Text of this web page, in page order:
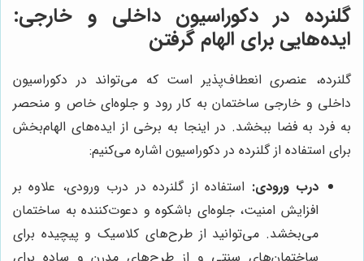
گلنرده در دکوراسیون داخلی و خارجی:
ایده‌هایی برای الهام گرفتن
گلنرده، عنصری انعطاف‌پذیر است که می‌تواند در دکوراسیون
داخلی و خارجی ساختمان به کار رود و جلوه‌ای خاص و منحصر
به فرد به فضا ببخشد. در اینجا به برخی از ایده‌های الهام‌بخش
برای استفاده از گلنرده در دکوراسیون اشاره می‌کنیم:
درب ورودی: استفاده از گلنرده در درب ورودی، علاوه بر
افزایش امنیت، جلوه‌ای باشکوه و دعوت‌کننده به ساختمان
می‌بخشد. می‌توانید از طرح‌های کلاسیک و پیچیده برای